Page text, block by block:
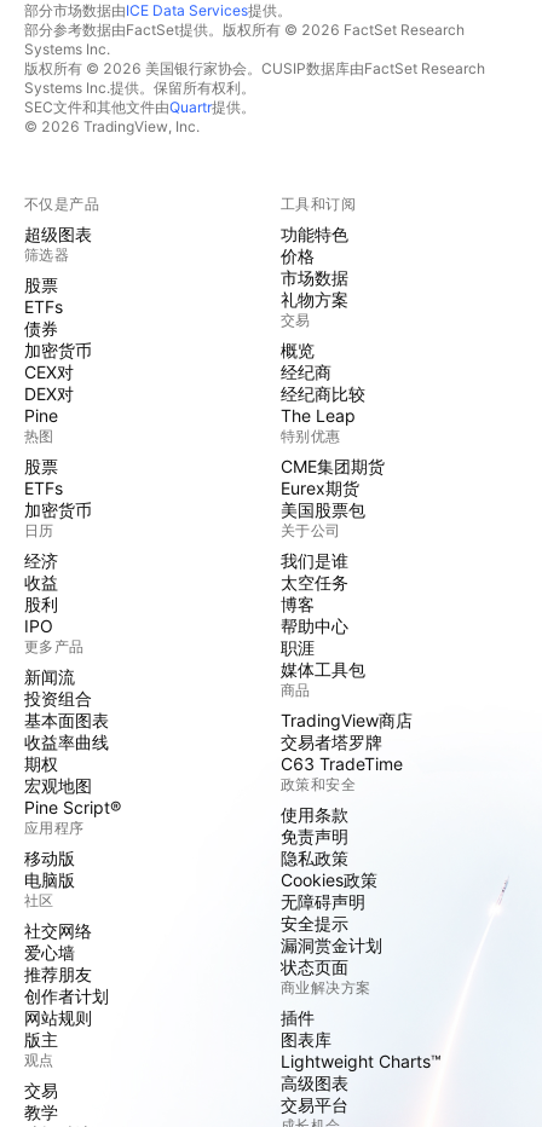
部分市场数据由ICE Data Services提供。
部分参考数据由FactSet提供。版权所有 © 2026 FactSet Research
Systems Inc.
版权所有 © 2026 美国银行家协会。CUSIP数据库由FactSet Research
Systems Inc.提供。保留所有权利。
SEC文件和其他文件由Quartr提供。
© 2026 TradingView, Inc.
不仅是产品
超级图表
筛选器
股票
ETFs
债券
加密货币
CEX对
DEX对
Pine
热图
股票
ETFs
加密货币
日历
经济
收益
股利
IPO
更多产品
新闻流
投资组合
基本面图表
收益率曲线
期权
宏观地图
Pine Script®
应用程序
移动版
电脑版
社区
社交网络
爱心墙
推荐朋友
创作者计划
网站规则
版主
观点
交易
教学
工具和订阅
功能特色
价格
市场数据
礼物方案
交易
概览
经纪商
经纪商比较
The Leap
特别优惠
CME集团期货
Eurex期货
美国股票包
关于公司
我们是谁
太空任务
博客
帮助中心
职涯
媒体工具包
商品
TradingView商店
交易者塔罗牌
C63 TradeTime
政策和安全
使用条款
免责声明
隐私政策
Cookies政策
无障碍声明
安全提示
漏洞赏金计划
状态页面
商业解决方案
插件
图表库
Lightweight Charts™
高级图表
交易平台